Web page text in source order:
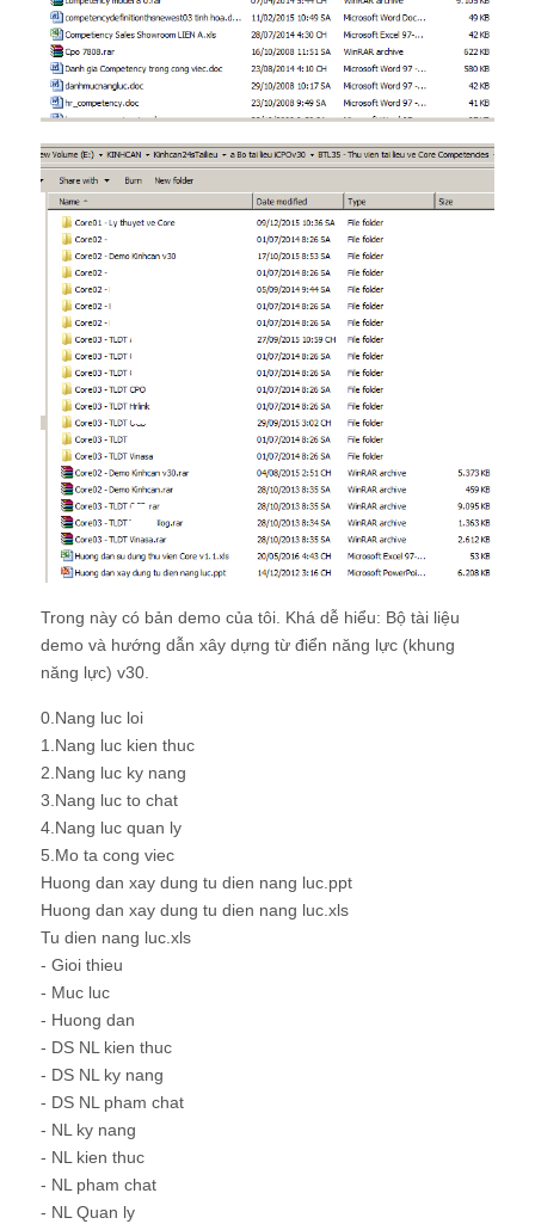
Trong này có bản demo của tôi. Khá dễ hiểu: Bộ tài liệu
demo và hướng dẫn xây dựng từ điển năng lực (khung
năng lực) v30.
0.Nang luc loi
2.Nang luc ky nang
3.Nang luc to chat
4.Nang luc quan ly
5.Mo ta cong viec
Huong dan xay dung tu dien nang luc.ppt
Huong dan xay dung tu dien nang luc.xls
Tu dien nang luc.xls
- Gioi thieu
- Muc luc
- Huong dan
- DS NL kien thuc
- DS NL ky nang
- DS NL pham chat
- NL ky nang
- NL kien thuc
- NL pham chat
- NL Quan ly
- NL Loi
- Phan bo NL
- Theo doi Xu huong PT
- Bang DG NL ca nhan
- Bang tu danh gia